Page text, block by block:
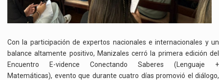
E-
VIDENCE
Con la participación de expertos nacionales e internacionales y un
balance altamente positivo, Manizales cerró la primera edición del
Encuentro E-vidence Conectando Saberes (Lenguaje +
Matemáticas), evento que durante cuatro días promovió el diálogo,